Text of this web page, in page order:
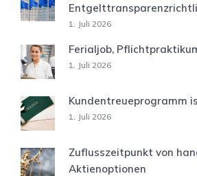
1. Juli 2026
Ferialjob,
1. Juli 2026
Kundentreueprogramm
1. Juli 2026
Zuflusszeitpunkt von
Aktienoptionen